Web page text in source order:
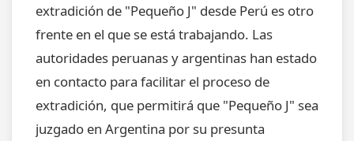
extradición de "Pequeño J" desde Perú es otro
frente en el que se está trabajando. Las
autoridades peruanas y argentinas han estado
en contacto para facilitar el proceso de
extradición, que permitirá que "Pequeño J" sea
juzgado en Argentina por su presunta